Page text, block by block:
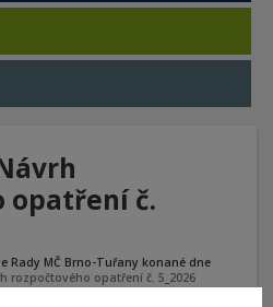
opatření č.
Rady MČ Brno-Tuřany konané dne
rozpočtového opatření č. 5_2026